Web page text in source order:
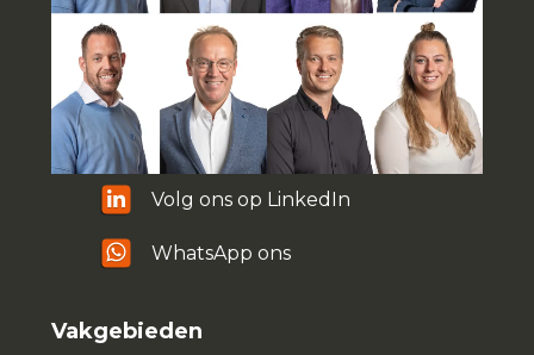
Volg ons op LinkedIn
WhatsApp ons
Vakgebieden